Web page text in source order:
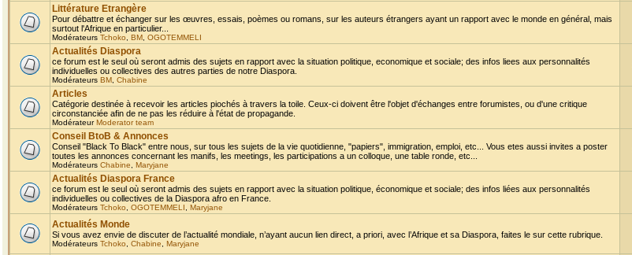
Littérature Etrangère
Pour débattre et échanger sur les œuvres, essais, poèmes ou romans, sur les auteurs étrangers ayant un rapport avec le monde en général, mais
surtout l'Afrique en particulier...
Modérateurs Tchoko BM OGOTEMMELI
Actualités Diaspora
ce forum est le seul où seront admis des sujets en rapport avec la situation politique, economique et sociale; des infos liees aux personnalités
individuelles ou collectives des autres parties de notre Diaspora.
Modérateurs BM Chabine
Articles
Catégorie destinée à recevoir les articles piochés à travers la toile. Ceux-ci doivent être l'objet d'échanges entre forumistes, ou d'une critique
circonstanciée afin de ne pas les réduire à l'état de propagande.
ModérateurModerator team
Conseil BtoB & Annonces
Conseil "Black To Black" entre nous, sur tous les sujets de la vie quotidienne, "papiers", immigration, emploi, etc... Vous etes aussi invites a poster
toutes les annonces concernant les manifs, les meetings, les participations a un colloque, une table ronde, etc...
Modérateurs Chabine Maryjane
Actualités Diaspora France
ce forum est le seul où seront admis des sujets en rapport avec la situation politique, économique et sociale; des infos liées aux personnalités
individuelles ou collectives de la Diaspora afro en France.
Modérateurs Tchoko OGOTEMMELI Maryjane
Actualités Monde
Si vous avez envie de discuter de l’actualité mondiale, n’ayant aucun lien direct, a priori, avec l’Afrique et sa Diaspora, faites le sur cette rubrique.
Modérateurs Tchoko Chabine Maryjane